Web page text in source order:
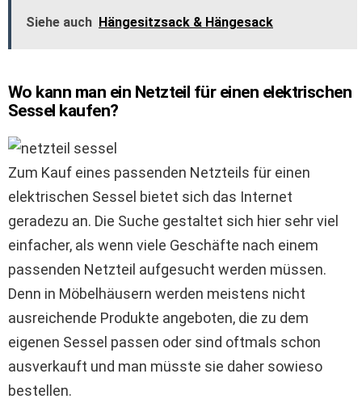
Siehe auch Hängesitzsack & Hängesack
Wo kann man ein Netzteil für einen elektrischen
Sessel kaufen?
Zum Kauf eines passenden Netzteils für einen
elektrischen Sessel bietet sich das Internet
geradezu an. Die Suche gestaltet sich hier sehr viel
einfacher, als wenn viele Geschäfte nach einem
passenden Netzteil aufgesucht werden müssen.
Denn in Möbelhäusern werden meistens nicht
ausreichende Produkte angeboten, die zu dem
eigenen Sessel passen oder sind oftmals schon
ausverkauft und man müsste sie daher sowieso
bestellen.